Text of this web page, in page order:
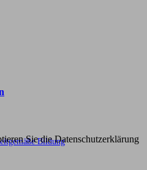
Bildung
Sie die Datenschutzerklärung